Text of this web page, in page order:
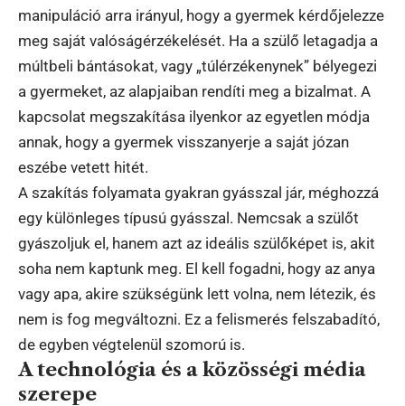
manipuláció arra irányul, hogy a gyermek kérdőjelezze
meg saját valóságérzékelését. Ha a szülő letagadja a
múltbeli bántásokat, vagy „túlérzékenynek” bélyegezi
a gyermeket, az alapjaiban rendíti meg a bizalmat. A
kapcsolat megszakítása ilyenkor az egyetlen módja
annak, hogy a gyermek visszanyerje a saját józan
eszébe vetett hitét.
A szakítás folyamata gyakran gyásszal jár, méghozzá
egy különleges típusú gyásszal. Nemcsak a szülőt
gyászoljuk el, hanem azt az ideális szülőképet is, akit
soha nem kaptunk meg. El kell fogadni, hogy az anya
vagy apa, akire szükségünk lett volna, nem létezik, és
nem is fog megváltozni. Ez a felismerés felszabadító,
de egyben végtelenül szomorú is.
A technológia és a közösségi média
szerepe